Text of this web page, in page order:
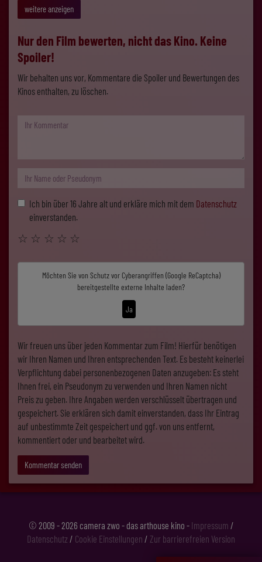
weitere anzeigen
Nur den Film bewerten, nicht das Kino. Keine
Spoiler!
Wir behalten uns vor, Kommentare die Spoiler und Bewertungen des
Kinos enthalten, zu löschen.
Ich bin über 16 Jahre alt und erkläre mich mit dem Datenschutz
einverstanden.
☆
☆
☆
☆
☆
Möchten Sie von Schutz vor Cyberangriffen (Google ReCaptcha)
bereitgestellte externe Inhalte laden?
Ja
Wir freuen uns über jeden Kommentar zum Film! Hierfür benötigen
wir Ihren Namen und Ihren entsprechenden Text. Es besteht keinerlei
Verpflichtung dabei personenbezogenen Daten anzugeben: Es steht
Ihnen frei, ein Pseudonym zu verwenden und Ihren Namen nicht
Preis zu geben. Ihre Angaben werden verschlüsselt übertragen und
gespeichert. Sie erklären sich damit einverstanden, dass Ihr Eintrag
auf unbestimmte Zeit gespeichert und ggf. von uns entfernt,
kommentiert oder und bearbeitet wird.
Kommentar senden
© 2009 - 2026 camera zwo - das arthouse kino - Impressum /
Datenschutz / Cookie Einstellungen / Zur barrierefreien Version